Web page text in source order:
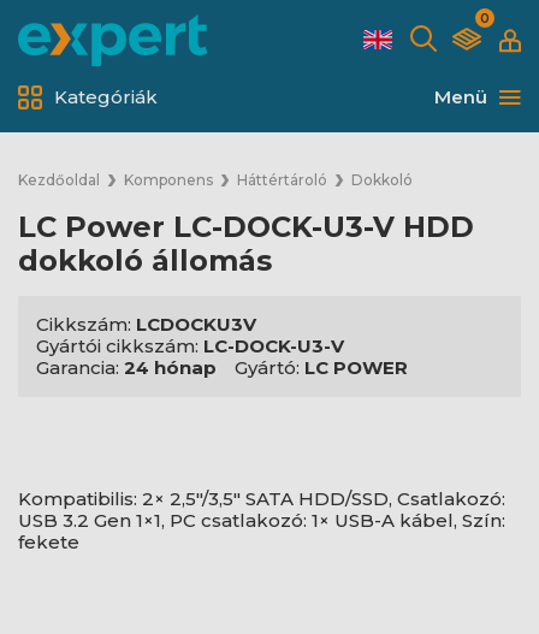
0
Menü
Kategóriák
Kezdőoldal Komponens Háttértároló Dokkoló
LC Power LC-DOCK-U3-V HDD
dokkoló állomás
Cikkszám: LCDOCKU3V
Gyártói cikkszám: LC-DOCK-U3-V
Garancia: 24 hónap Gyártó: LC POWER
Kompatibilis: 2× 2,5"/3,5" SATA HDD/SSD, Csatlakozó:
USB 3.2 Gen 1×1, PC csatlakozó: 1× USB-A kábel, Szín:
fekete